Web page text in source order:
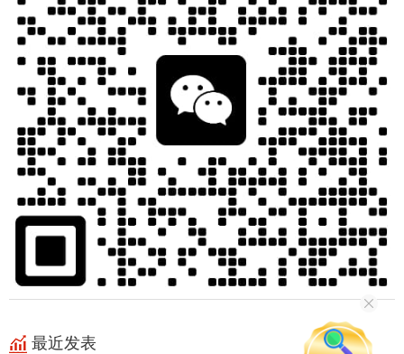
最近发表